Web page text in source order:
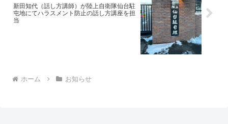
新田知代（話し方講師）が陸上自衛隊仙台駐
屯地にてハラスメント防止の話し方講座を担
当
ホーム お知らせ